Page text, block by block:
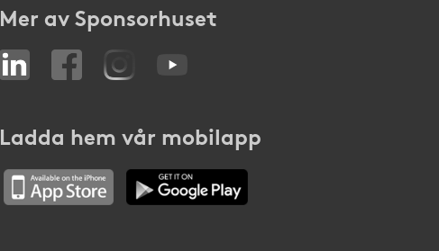
Mer av Sponsorhuset
Ladda hem vår mobilapp